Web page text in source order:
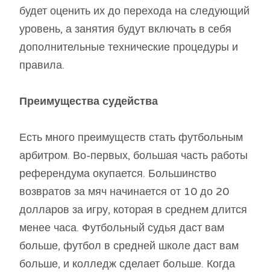
будет оценить их до перехода на следующий
уровень, а занятия будут включать в себя
дополнительные технические процедуры и
правила.
Преимущества судейства
Есть много преимуществ стать футбольным
арбитром. Во-первых, большая часть работы
референдума окупается. Большинство
возвратов за мяч начинается от 10 до 20
долларов за игру, которая в среднем длится
менее часа. Футбольный судья даст вам
больше, футбол в средней школе даст вам
больше, и колледж сделает больше. Когда